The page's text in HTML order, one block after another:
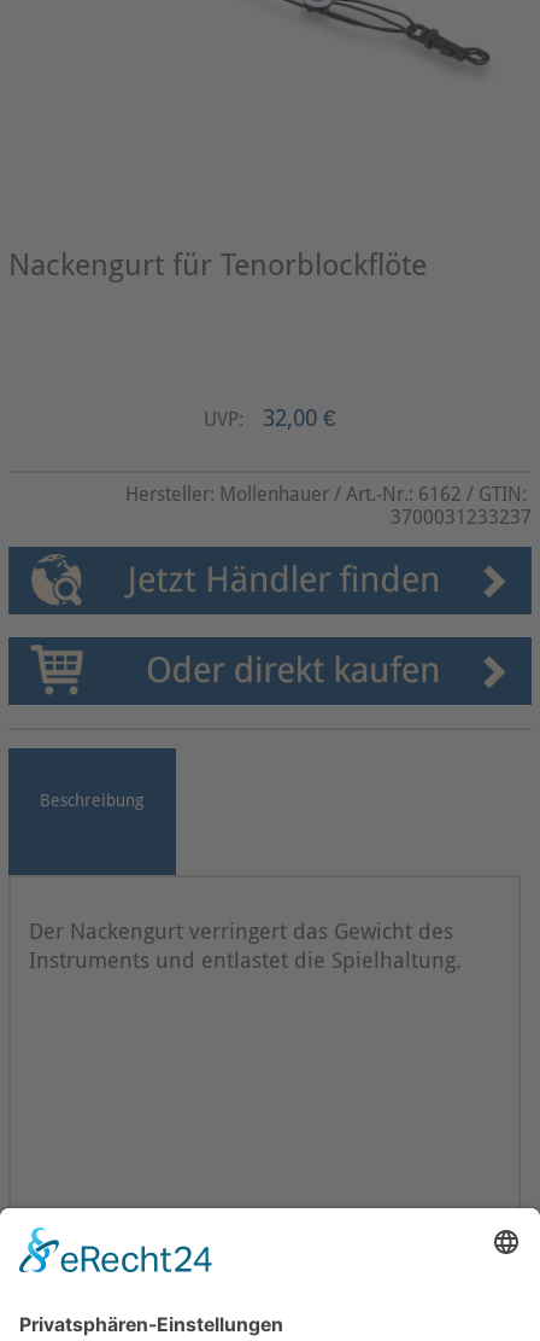
Nackengurt für Tenorblockflöte
UVP: 32,00 €
Hersteller: Mollenhauer / Art.-Nr.: 6162 / GTIN:
3700031233237
Beschreibung
Der Nackengurt verringert das Gewicht des
Instruments und entlastet die Spielhaltung.